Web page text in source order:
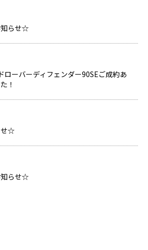
らせ☆
ローバーディフェンダー90SEご成約あ
！
せ☆
らせ☆